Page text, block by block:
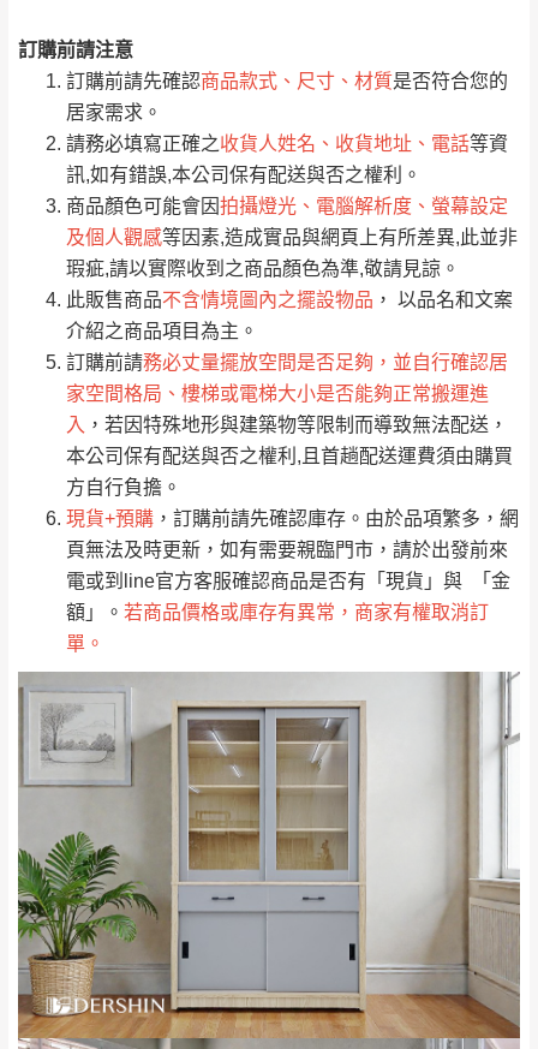
訂購前請注意
訂購前請先確認商品款式、尺寸、材質是否符合您的
居家需求。
請務必填寫正確之收貨人姓名、收貨地址、電話等資
訊,如有錯誤,本公司保有配送與否之權利。
商品顏色可能會因拍攝燈光、電腦解析度、螢幕設定
及個人觀感等因素,造成實品與網頁上有所差異,此並非
瑕疵,請以實際收到之商品顏色為準,敬請見諒。
此販售商品不含情境圖內之擺設物品 ， 以品名和文案
介紹之商品項目為主。
訂購前請務必丈量擺放空間是否足夠，並自行確認居
家空間格局、樓梯或電梯大小是否能夠正常搬運進
入 ，若因特殊地形與建築物等限制而導致無法配送，
本公司保有配送與否之權利,且首趟配送運費須由購買
方自行負擔。
現貨+預購 ，訂購前請先確認庫存。由於品項繁多，網
頁無法及時更新，如有需要親臨門市，請於出發前來
電或到line官方客服確認商品是否有「現貨」與 「金
額」。 若商品價格或庫存有異常，商家有權取消訂
單。
運 費 說 明
運送地區 運送費用
偏遠地區
（請先線上詢問 LINE
→@dershin ）
桃園
免 運
費
＊A108產品另收運費
復興鄉
新竹
峨眉鄉、五峰鄉、
橫山、北埔鄉、尖
石鄉、寶山鄉山
區、新埔山區、芎
里
台北 無
新北
來、平溪、九份、
里、新店山區、三
基隆
$ 9,000以上：免
$ 9,000以下：
NT$500元
＊A108產品另收運費
注意事項：
由於品項繁多，網頁無法及時更新，如有需
要購買商品，請於出發前來電或到「官方
Line客服」來信確認商品是否有「現貨」與
「金額」。
若商品價格或庫存有異常，商家有權取消訂
單。部分網路商品恕無法更改原設計或客製，敬請
見諒！
接單後二日內(不含例假日)，我們客服會與您
電話聯絡或E-Mail通知確認訂單。
（線上客
服 LINE → @dershin）
下單前先詢問是否現貨 ，若未詢問下單後無
現貨我們客服會再來電或E-Mail與您聯絡
（洽詢方式請搜尋 Line ID → @dershin）
運送範圍：限定北至基隆，南至苗栗，偏遠
地區恕無法提供運送 (詳見運送規章)。
配送範圍：
苗栗至基隆；其它地區暫不開放，如因特殊
地型限制(山區、鄉、鎮、村)、樓梯太小、無
法搬運上樓等因素，導致無法配送，
保有出貨的權利。
保護物流人員的工作安全，賣家無提供吊掛
服務，若需以吊車或其他的吊掛方式吊運，
費用將由買方自行支付。
因大型傢俱有組裝、配送的問題，並非一般
快速到貨商品，無法指定特定時間送達，司
機當天到貨前皆會再與您通知，讓你不用整
天在家等貨，以節省您的寶貴時間。
由於百貨公司配送較為不易，故暫無法配送
0/5 (0)筆
全部 依評論高至低排列
依評論低至高排列 只顯示附上圖片
只顯示附上評論